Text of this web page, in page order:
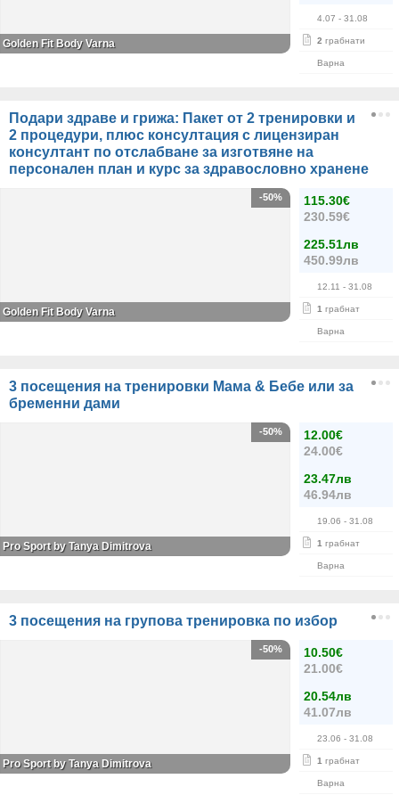
4.07 - 31.08
2 грабнати
Варна
Golden Fit Body Varna
Подари здраве и грижа: Пакет от 2 тренировки и
2 процедури, плюс консултация с лицензиран
консултант по отслабване за изготвяне на
персонален план и курс за здравословно хранене
115.30€
230.59€
225.51лв
450.99лв
12.11 - 31.08
1 грабнат
Варна
-50%
Golden Fit Body Varna
3 посещения на тренировки Мама & Бебе или за
бременни дами
12.00€
24.00€
23.47лв
46.94лв
19.06 - 31.08
1 грабнат
Варна
-50%
Pro Sport by Tanya Dimitrova
3 посещения на групова тренировка по избор
10.50€
21.00€
20.54лв
41.07лв
23.06 - 31.08
1 грабнат
Варна
-50%
Pro Sport by Tanya Dimitrova